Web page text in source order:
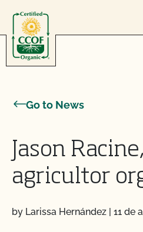
Go to News
Jason
agricultor
by Larissa Hernández | 11 de